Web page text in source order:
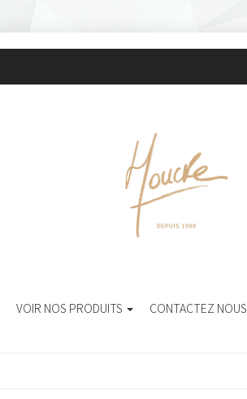
VOIR NOS PRODUITS CONTACTEZ NOUS